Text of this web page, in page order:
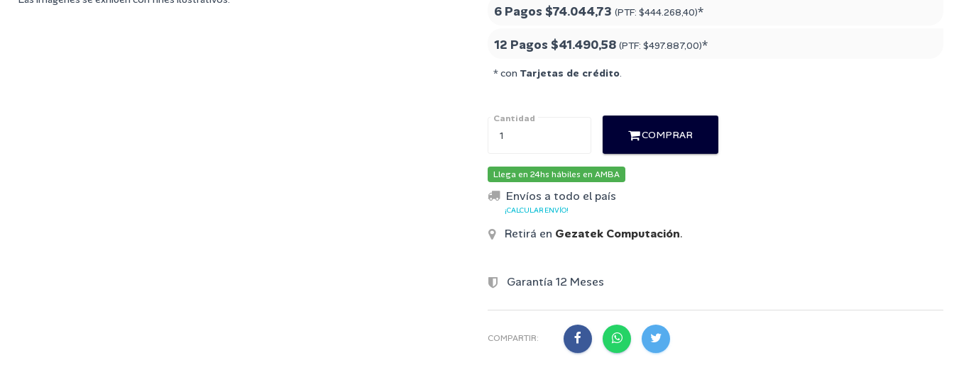
6 Pagos $74.044,73 (PTF: $444.268,40)*
12 Pagos $41.490,58 (PTF: $497.887,00)*
* con Tarjetas de crédito
Cantidad
COMPRAR
Llega en 24hs hábiles en AMBA
Envíos a todo el país
¡CALCULAR ENVÍO!
Retirá en Gezatek Computación.
Garantía 12 Meses
COMPARTIR: